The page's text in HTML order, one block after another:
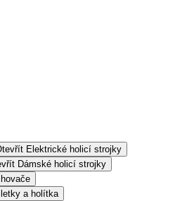
Elektrické holicí strojky
Dámské holicí strojky
a holítka